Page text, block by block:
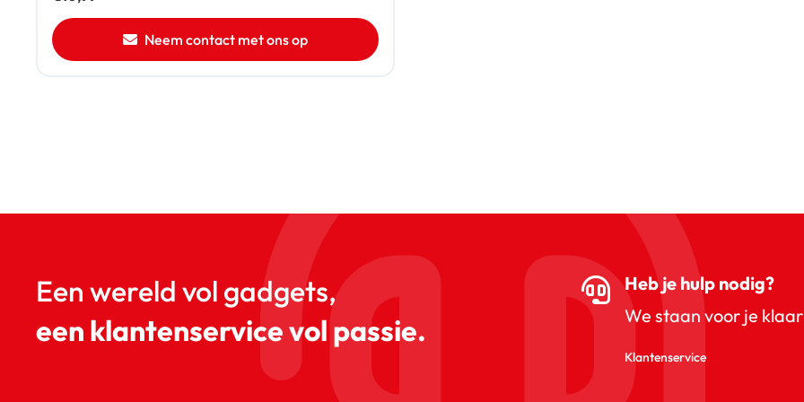
Neem contact met ons op
Een wereld vol gadgets,
een klantenservice vol passie.
Heb je hulp nodig?
We staan voor je
Klantenservice